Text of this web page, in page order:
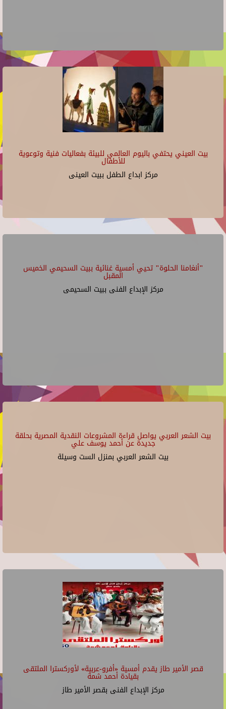
بيت العيني يحتفي باليوم العالمي للبيئة بفعاليات فنية وتوعوية
للأطفال
مركز ابداع الطفل ببيت العينى
"أنغامنا الحلوة" تحيي أمسية غنائية ببيت السحيمي الخميس
المقبل
مركز الإبداع الفنى ببيت السحيمى
بيت الشعر العربي يواصل قراءة المشروعات النقدية المصرية بحلقة
جديدة عن أحمد يوسف علي
بيت الشعر العربي بمنزل الست وسيلة
قصر الأمير طاز يقدم أمسية «أفرو-عربية» لأوركسترا الملتقى
بقيادة أحمد شمة
مركز الإبداع الفنى بقصر الأمير طاز